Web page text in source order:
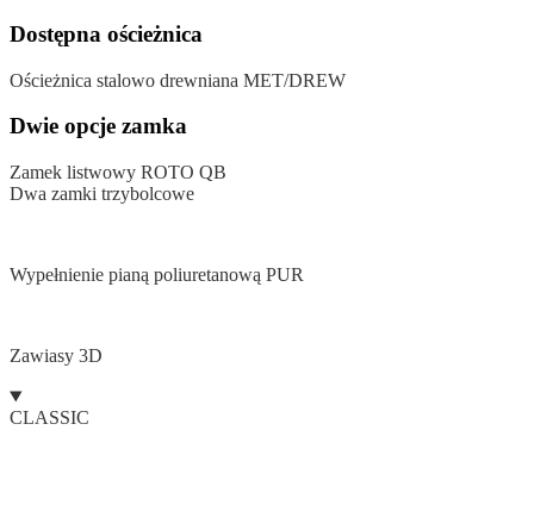
Dostępna ościeżnica
Ościeżnica stalowo drewniana MET/DREW
Dwie opcje zamka
Zamek listwowy ROTO QB
Dwa zamki trzybolcowe
Wypełnienie pianą poliuretanową PUR
Zawiasy 3D
CLASSIC